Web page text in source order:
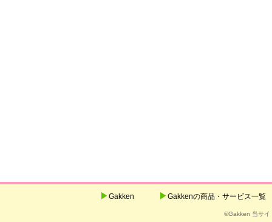
Gakken Gakkenの商品・サービス一覧
©Gakken 当サイ